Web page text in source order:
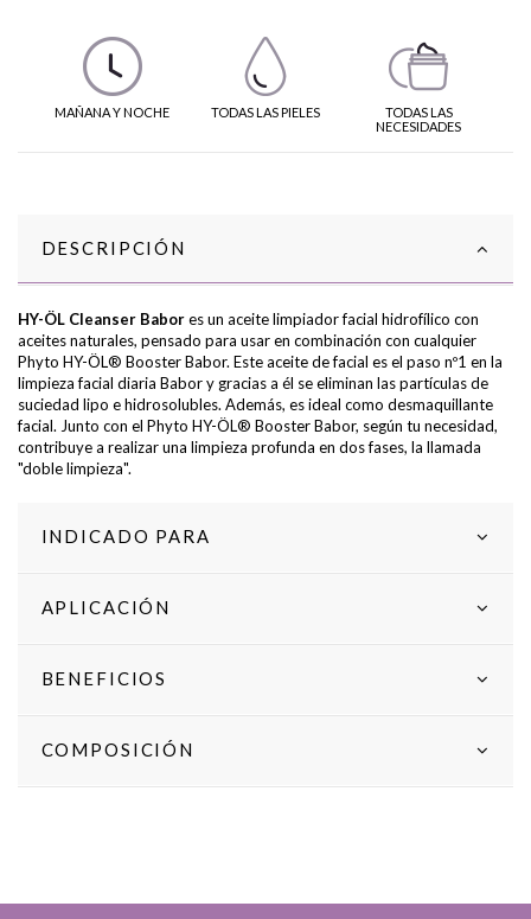
MAÑANA Y NOCHE TODAS LAS PIELES
TODAS LAS
NECESIDADES
DESCRIPCIÓN
HY-ÖL Cleanser Babores un aceite limpiador facial hidrofílico con
aceites naturales, pensado para usar en combinación con cualquier
Phyto HY-ÖL® Booster Babor. Este aceite de facial es el paso nº1 en la
limpieza facial diaria Babor y gracias a él se eliminan las partículas de
suciedad lipo e hidrosolubles. Además, es ideal como desmaquillante
facial. Junto con el Phyto HY-ÖL® Booster Babor, según tu necesidad,
contribuye a realizar una limpieza profunda en dos fases, la llamada
"doble limpieza".
INDICADO PARA
APLICACIÓN
BENEFICIOS
COMPOSICIÓN